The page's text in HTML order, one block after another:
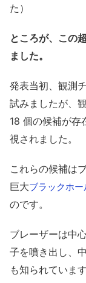
た）
ところが、この
ました。
発表当初、観測
試みましたが、
18 個の候補が存
視されました。
これらの候補は
巨大ブラックホー
のです。
ブレーザーは中
子を噴き出し、
も知られています